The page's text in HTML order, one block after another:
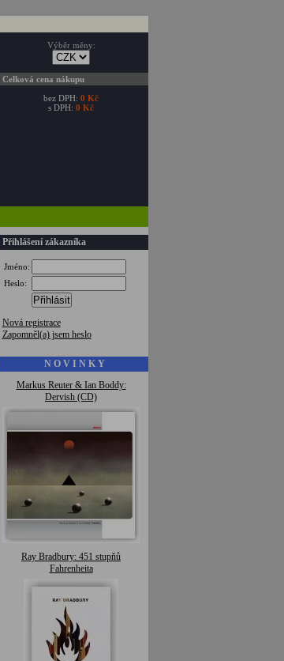
Výběr měny:
Celková cena nákupu
bez DPH: 0 Kč
s DPH: 0 Kč
Přihlášení zákazníka
Jméno:
Heslo:
Přihlásit
Nová registrace
Zapomněl(a) jsem heslo
N O V I N K Y
Markus Reuter & Ian Boddy:
Dervish (CD)
Ray Bradbury: 451 stupňů
Fahrenheita